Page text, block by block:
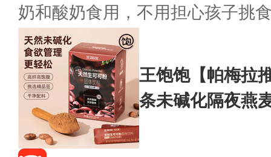
奶和酸奶食用，不用担心孩子挑
王饱饱【帕梅拉
条未碱化隔夜燕